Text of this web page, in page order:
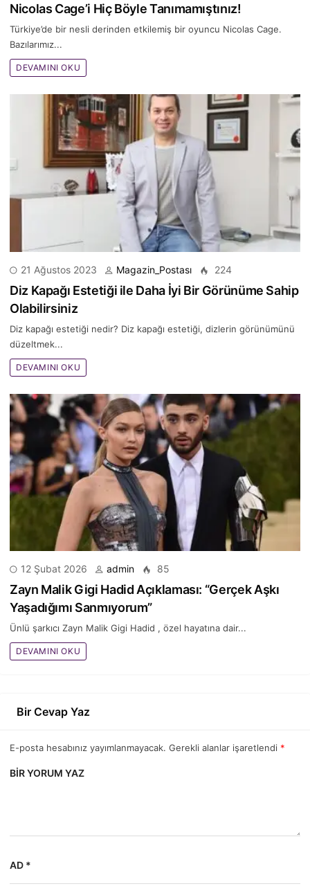
Nicolas Cage’i Hiç Böyle Tanımamıştınız!
Türkiye’de bir nesli derinden etkilemiş bir oyuncu Nicolas Cage.
Bazılarımız...
DEVAMINI OKU
21 Ağustos 2023 Magazin_Postası 224
Diz Kapağı Estetiği ile Daha İyi Bir Görünüme Sahip
Olabilirsiniz
Diz kapağı estetiği nedir? Diz kapağı estetiği, dizlerin görünümünü
düzeltmek...
DEVAMINI OKU
12 Şubat 2026 admin 85
Zayn Malik Gigi Hadid Açıklaması: “Gerçek Aşkı
Yaşadığımı Sanmıyorum”
Ünlü şarkıcı Zayn Malik Gigi Hadid , özel hayatına dair...
DEVAMINI OKU
Bir Cevap Yaz
E-posta hesabınız yayımlanmayacak. Gerekli alanlar işaretlendi *
BIR YORUM YAZ
AD *